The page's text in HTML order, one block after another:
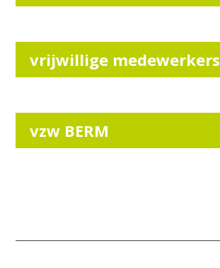
vrijwillige medewerkers
vzw BERM